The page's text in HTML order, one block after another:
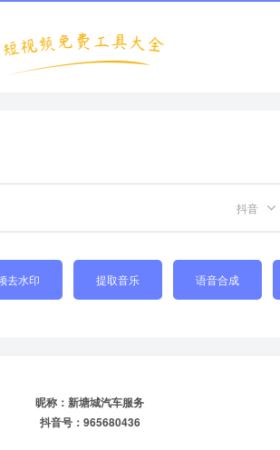
抖音
去水印 提取音乐 语音合成
昵称：新塘城汽车服务
抖音号：965680436